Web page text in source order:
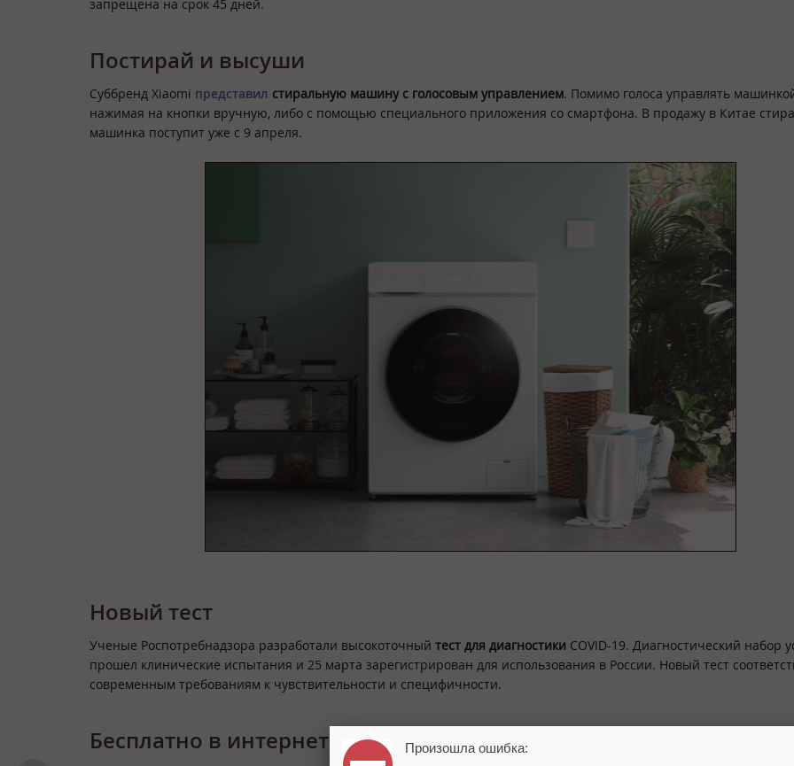
запрещена на срок 45 дней.
Постирай и высуши
Суббренд Xiaomi представил стиральную машину с голосовым управлением. Помимо голоса управлять
нажимая на кнопки вручную, либо с помощью специального приложения со смартфона. В продажу в Китае
машинка поступит уже с 9 апреля.
Новый тест
Ученые Роспотребнадзора разработали высокоточный тест для диагностики COVID-19. Диагностический набор
прошел клинические испытания и 25 марта зарегистрирован для использования в России. Новый тест
современным требованиям к чувствительности и специфичности.
Бесплатно в интернет Произошла ошибка: